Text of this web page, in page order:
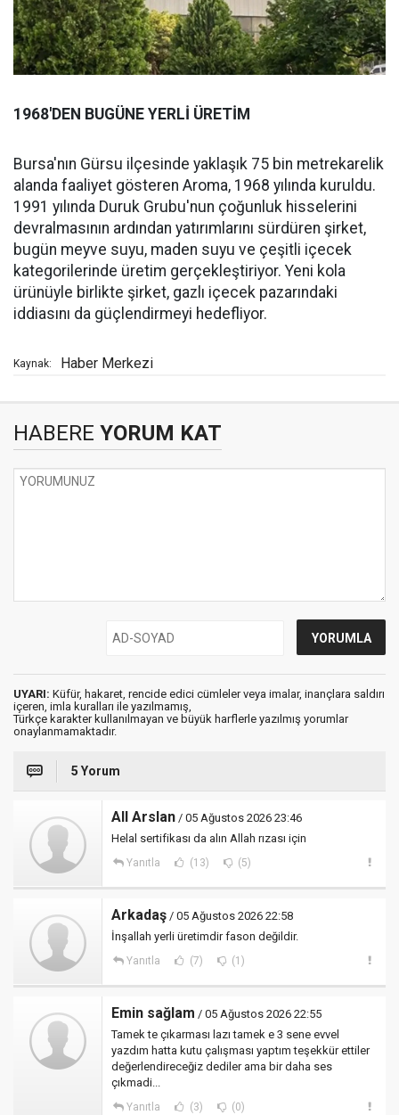
1968'DEN BUGÜNE YERLİ ÜRETİM
Bursa'nın Gürsu ilçesinde yaklaşık 75 bin metrekarelik
alanda faaliyet gösteren Aroma, 1968 yılında kuruldu.
1991 yılında Duruk Grubu'nun çoğunluk hisselerini
devralmasının ardından yatırımlarını sürdüren şirket,
bugün meyve suyu, maden suyu ve çeşitli içecek
kategorilerinde üretim gerçekleştiriyor. Yeni kola
ürünüyle birlikte şirket, gazlı içecek pazarındaki
iddiasını da güçlendirmeyi hedefliyor.
Kaynak: Haber Merkezi
HABERE YORUM KAT
UYARI: Küfür, hakaret, rencide edici cümleler veya imalar, inançlara saldırı
içeren, imla kuralları ile yazılmamış,
Türkçe karakter kullanılmayan ve büyük harflerle yazılmış yorumlar
onaylanmamaktadır.
5 Yorum
All Arslan / 05 Ağustos 2026 23:46
Helal sertifikası da alın Allah rızası için
Yanıtla (13) (5)
Arkadaş / 05 Ağustos 2026 22:58
İnşallah yerli üretimdir fason değildir.
Yanıtla (7) (1)
Emin sağlam / 05 Ağustos 2026 22:55
Tamek te çıkarması lazı tamek e 3 sene evvel
yazdım hatta kutu çalışması yaptım teşekkür ettiler
değerlendireceğiz dediler ama bir daha ses
çıkmadi...
Yanıtla (3) (0)